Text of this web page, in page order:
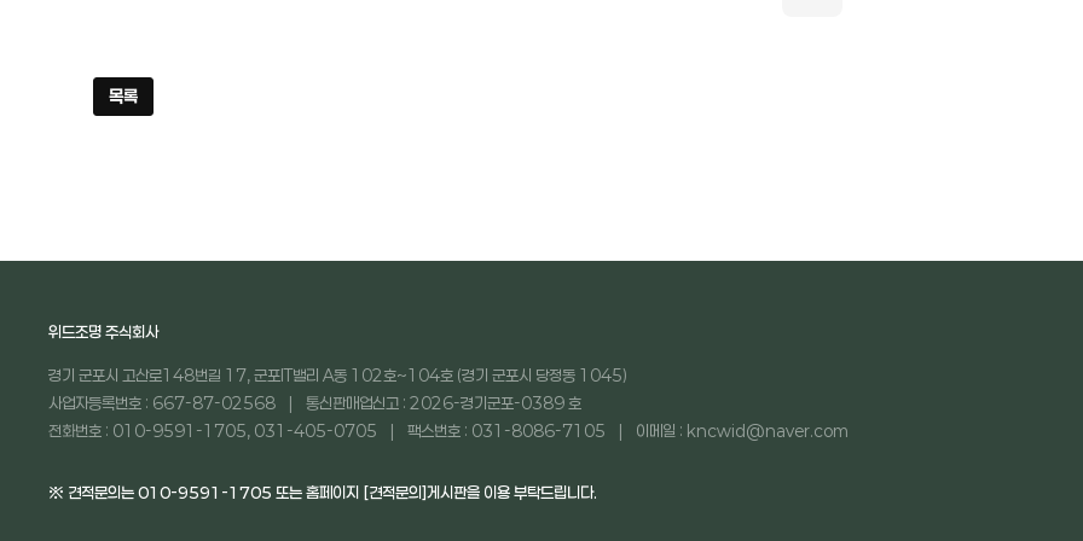
목록
위드조명 주식회사
경기 군포시 고산로148번길 17, 군포IT밸리 A동 102호~104호 (경기 군포시 당정동 1045)
사업자등록번호 : 667-87-02568
통신판매업신고 : 2026-경기군포-0389 호
전화번호 : 010-9591-1705, 031-405-0705
팩스번호 : 031-8086-7105 이메일 : kncwid@naver.com
※ 견적문의는 010-9591-1705 또는 홈페이지 [견적문의]게시판을 이용 부탁드립니다.